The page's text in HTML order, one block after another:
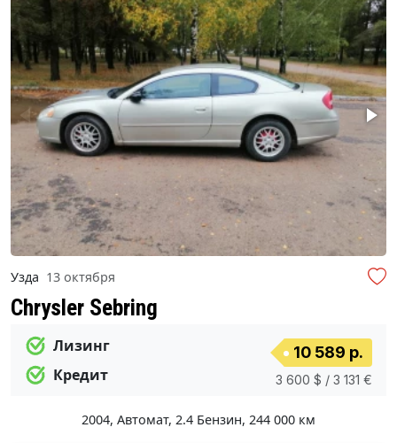
Узда 13 октября
Chrysler Sebring
Лизинг
Кредит
10 589 р.
3 600 $ / 3 131 €
2004, Автомат, 2.4 Бензин, 244 000 км